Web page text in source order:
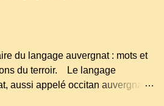
du langage auvergnat : mots et
du terroir. Le langage
aussi appelé occitan auvergnat ,